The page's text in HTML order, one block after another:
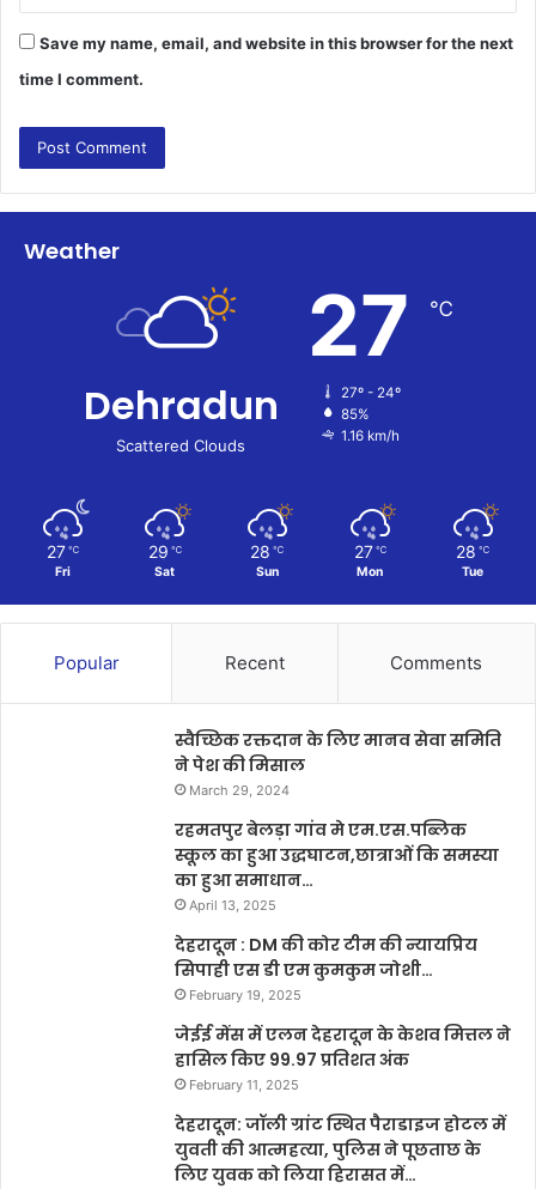
Save my name, email, and website in this browser for the next
time I comment.
Weather
Dehradun
Scattered Clouds
27 ℃
27º - 24º
85%
1.16 km/h
27 ℃
Fri
29 ℃
Sat
28 ℃
Sun
27 ℃
Mon
28 ℃
Tue
Popular Recent Comments
स्वैच्छिक रक्तदान के लिए मानव सेवा समिति
ने पेश की मिसाल
March 29, 2024
रहमतपुर बेलड़ा गांव मे एम.एस.पब्लिक
स्कूल का हुआ उद्धघाटन,छात्राओं कि समस्या
का हुआ समाधान…
April 13, 2025
देहरादून : DM की कोर टीम की न्यायप्रिय
सिपाही एस डी एम कुमकुम जोशी…
February 19, 2025
जेईई मेंस में एलन देहरादून के केशव मित्तल ने
हासिल किए 99.97 प्रतिशत अंक
February 11, 2025
देहरादून: जॉली ग्रांट स्थित पैराडाइज होटल में
युवती की आत्महत्या, पुलिस ने पूछताछ के
लिए युवक को लिया हिरासत में…